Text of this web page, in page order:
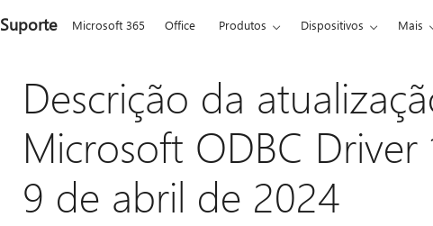
Suporte Microsoft 365 Office Produtos Dispositivos Mais
Descrição da
Microsoft ODBC Driver
9 de abril de 2024